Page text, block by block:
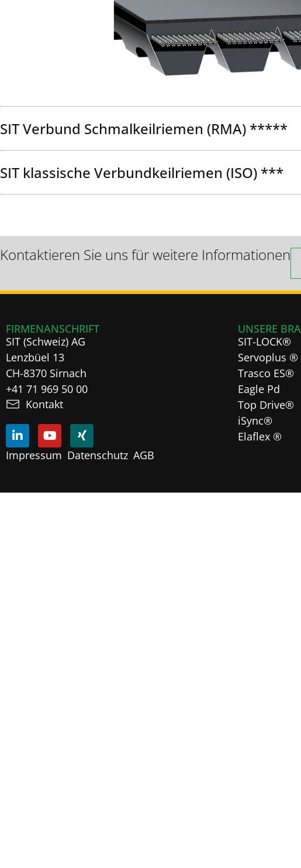
SIT Verbund Schmalkeilriemen (RMA) *****
SIT klassische Verbundkeilriemen (ISO) ***
Kontaktieren Sie uns für weitere Informationen
FIRMENANSCHRIFT
SIT (Schweiz) AG
Lenzbüel 13
CH-8370 Sirnach
+41 71 969 50 00
Kontakt
Impressum Datenschutz AGB
UNSERE
SIT-LOCK®
Servoplus ®
Trasco ES®
Eagle Pd
Top Drive®
iSync®
Elaflex ®